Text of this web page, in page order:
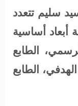
سليم تتعدد
أبعاد أساسية
الطابع
الهدفي، الطابع